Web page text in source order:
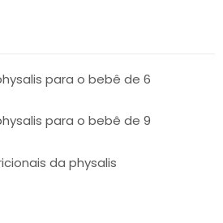
para o bebê de 6
para o bebê de 9
da physalis